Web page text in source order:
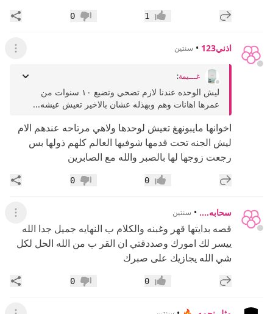
إضافة رد جديد إعجاب1 عدم إعجاب
0
اذني123 • سنتين عرض
غـــيمة:
ليش الوحده عندنا لازم تضحي وتضيع ١٠ سنوات من
عمرها اهانات وهم وبهذله عشان بالاخير تعيش عيشه...
اخوانها مايبونهغ تعيش لوحدها ولاهي مرتاحه عندهم الام
ليش الجنه تحت قدمها شوفيها العالم كلهم ذولها بس
رجعت زوجها لها بالصبر والله مع الصابرين
إضافة رد جديد إعجاب0 عدم إعجاب
0
سحابه.... • سنتين عرض
قصه بدايتها قهر وغبنه والكلام ب النهايه جميل جدا الله
ييسر لك امورك وصددقتي ان القر ب من الله الحل لكل
شي الله يجازيك على صبرك
إضافة رد جديد إعجاب0 عدم إعجاب
0